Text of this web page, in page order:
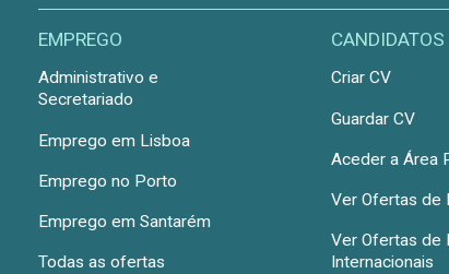
EMPREGO
Administrativo e
Secretariado
Emprego em Lisboa
Emprego no Porto
Emprego em Santarém
Todas as ofertas
CANDIDATOS
Criar CV
Guardar CV
Aceder a Área
Ver Ofertas de
Ver Ofertas de
Internacionais